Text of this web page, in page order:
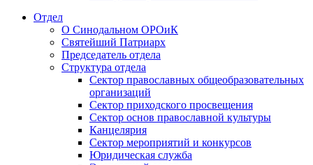
Отдел
О Синодальном ОРОиК
Святейший Патриарх
Председатель отдела
Структура отдела
Сектор православных общеобразовательных
организаций
Сектор приходского просвещения
Сектор основ православной культуры
Канцелярия
Сектор мероприятий и конкурсов
Юридическая служба